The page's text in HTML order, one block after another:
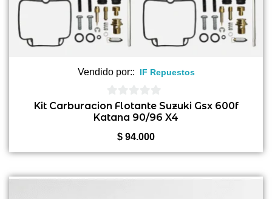
Vendido por:: IF Repuestos
0
de
Kit Carburacion Flotante Suzuki Gsx 600f
Katana 90/96 X4
$ 94.000